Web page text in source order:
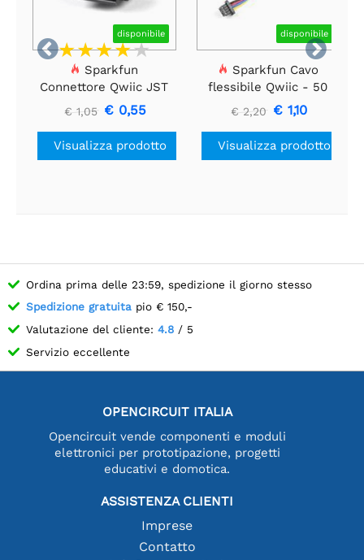


disponibile
Sparkfun
Connettore Qwiic JST
- SMD a 4 pin
(verticale)
€ 1,05 € 0,55
Visualizza prodotto
disponibile
Sparkfun Cavo
flessibile Qwiic - 50
mm
€ 2,20 € 1,10
Visualizza prodotto
Ordina prima delle 23:59, spedizione il giorno stesso
Spedizione gratuita pio € 150,-
Valutazione del cliente: 4.8 / 5
Servizio eccellente
OPENCIRCUIT ITALIA
Opencircuit vende componenti e moduli
elettronici per prototipazione, progetti
educativi e domotica.
ASSISTENZA CLIENTI
Imprese
Contatto